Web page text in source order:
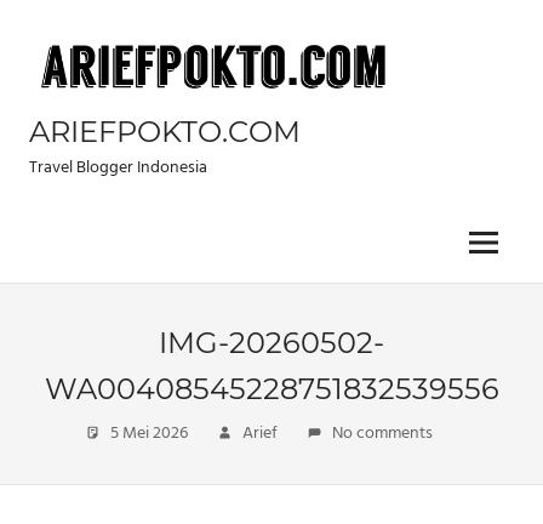
content
ARIEFPOKTO.COM
Travel Blogger Indonesia
Menu
IMG-20260502-
WA00408545228751832539556
5 Mei 2026 Arief No comments